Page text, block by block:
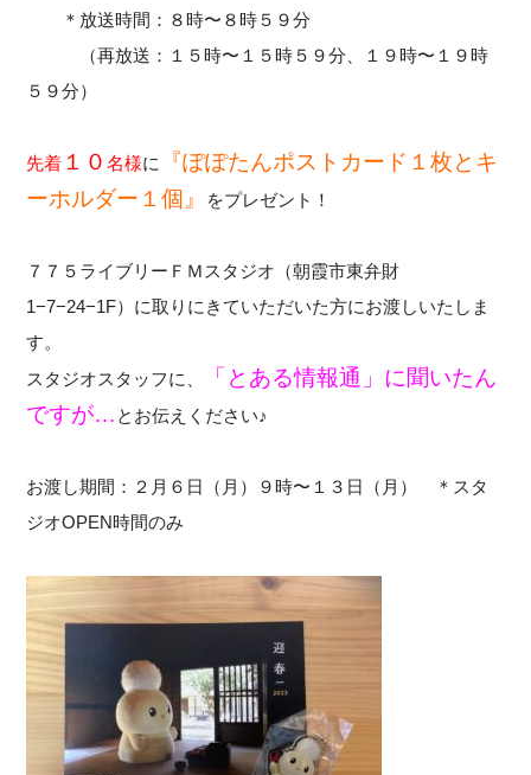
＊放送時間：８時〜８時５９分
（再放送：１５時〜１５時５９分、１９時〜１９時
５９分）
先着 １０名様に 『ぽぽたんポストカード１枚とキ
ーホルダー１個』 をプレゼント！
７７５ライブリーＦＭスタジオ（朝霞市東弁財
1−7−24−1F）に取りにきていただいた方にお渡しいたしま
す。
スタジオスタッフに、 「とある情報通」に聞いたん
ですが… とお伝えください♪
お渡し期間：２月６日（月）９時〜１３日（月） ＊スタ
ジオOPEN時間のみ